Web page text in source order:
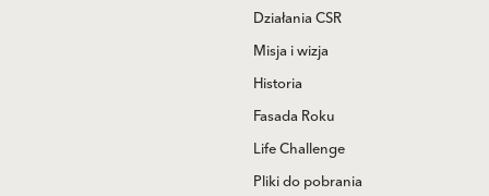
Działania CSR
Misja i wizja
Historia
Fasada Roku
Life Challenge
Pliki do pobrania